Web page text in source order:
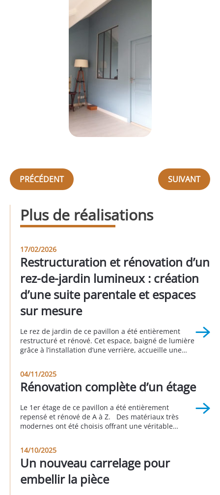
PRÉCÉDENT SUIVANT
Plus de réalisations
17/02/2026
Restructuration et rénovation d’un
rez-de-jardin lumineux : création
d’une suite parentale et espaces
sur mesure
Le rez de jardin de ce pavillon a été entièrement
restructuré et rénové. Cet espace, baigné de lumière
grâce à l’installation d’une verrière, accueille une
chambre et une autre salle d’eau. Cette réalisation a
été faite en partenariat avec Sophie […]
04/11/2025
Rénovation complète d’un étage
Le 1er étage de ce pavillon a été entièrement
repensé et rénové de A à Z. Des matériaux très
modernes ont été choisis offrant une véritable
rendu global de ce projet. Réalisation à Longjumeau
au 3eme trimestre 2025
14/10/2025
Un nouveau carrelage pour
embellir la pièce